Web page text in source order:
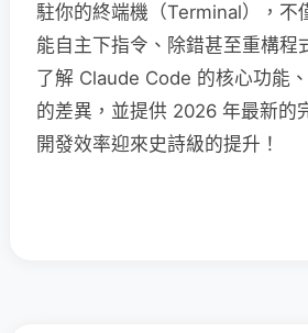
駐你的終端機（Terminal），不
能自主下指令、除錯甚至重構程
了解 Claude Code 的核心功能
的差異，並提供 2026 年最新的
開發效率迎來史詩級的提升！